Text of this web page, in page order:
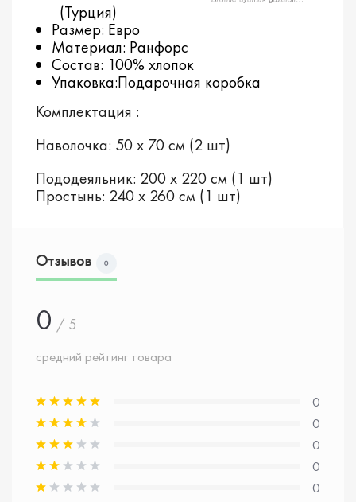
(Турция)
Размер: Евро
Материал: Ранфорс
Состав: 100% хлопок
Упаковка:Подарочная коробка
Комплектация :
Наволочка: 50 х 70 см (2 шт)
Пододеяльник: 200 х 220 см (1 шт)
Простынь: 240 х 260 см (1 шт)
Отзывов 0
0 / 5
средний рейтинг товара
0
0
0
0
0